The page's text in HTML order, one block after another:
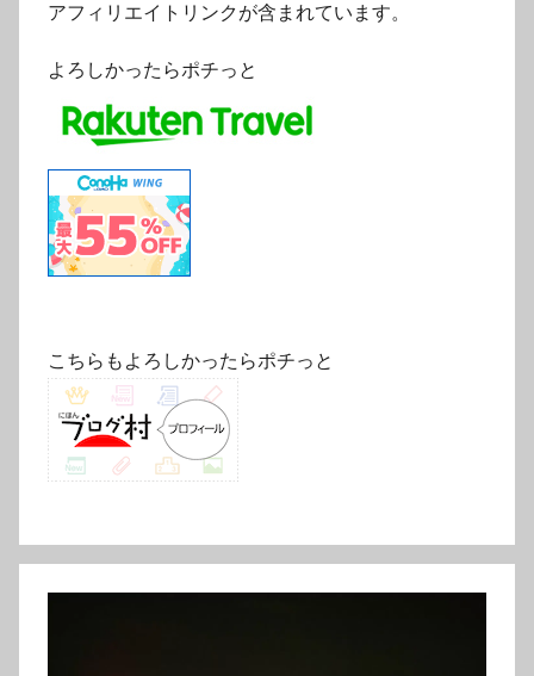
アフィリエイトリンクが含まれています。
よろしかったらポチっと
こちらもよろしかったらポチっと